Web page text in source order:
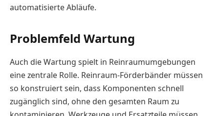
automatisierte Abläufe.
Problemfeld Wartung
Auch die Wartung spielt in Reinraumumgebungen
eine zentrale Rolle. Reinraum-Förderbänder müssen
so konstruiert sein, dass Komponenten schnell
zugänglich sind, ohne den gesamten Raum zu